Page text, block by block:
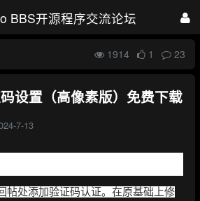
BBS开源程序交流论坛
1914 1 23
设置（高像素版）免费下载
7-13
帖处添加验证码认证。在原基础上修